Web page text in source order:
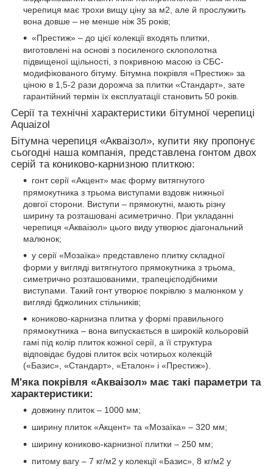
черепиця має трохи вищу ціну за м2, але й прослужить
вона довше – не менше ніж 35 років;
«Престиж» – до цієї колекції входять плитки,
виготовлені на основі з посиленого склополотна
підвищеної щільності, з покривною масою із СБС-
модифікованого бітуму. Бітумна покрівля «Престиж» за
ціною в 1,5-2 рази дорожча за плитки «Стандарт», зате
гарантійний термін їх експлуатації становить 50 років.
Серії та технічні характеристики бітумної черепиці
Aquaizol
Бітумна черепиця «Акваізол», купити яку пропонує
сьогодні наша компанія, представлена гонтом двох
серій та кониково-карнизною плиткою:
гонт серії «Акцент» має форму витягнутого
прямокутника з трьома виступами вздовж нижньої
довгої сторони. Виступи – прямокутні, мають різну
ширину та розташовані асиметрично. При укладанні
черепиця «Акваізол» цього виду утворює діагональний
малюнок;
у серії «Мозаїка» представлено плитку складної
форми у вигляді витягнутого прямокутника з трьома,
симетрично розташованими, трапецієподібними
виступами. Такий гонт утворює покрівлю з малюнком у
вигляді бджолиних стільників;
кониково-карнизна плитка у формі правильного
прямокутника – вона випускається в широкій кольоровій
гамі під колір плиток кожної серії, а її структура
відповідає будові плиток всіх чотирьох колекцій
(«Базис», «Стандарт», «Еталон» і «Престиж»).
М'яка покрівля «Акваізол» має такі параметри та
характеристики:
довжину плиток – 1000 мм;
ширину плиток «Акцент» та «Мозаїка» – 320 мм;
ширину кониково-карнизної плитки – 250 мм;
питому вагу – 7 кг/м2 у колекції «Базис», 8 кг/м2 у